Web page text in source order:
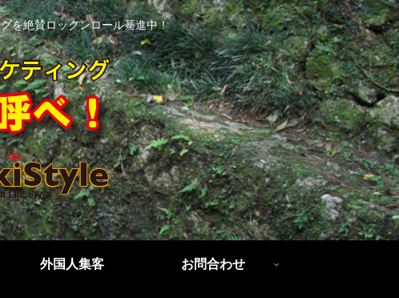
を絶賛ロックンロール驀進中！
外国人集客 お問合わせ